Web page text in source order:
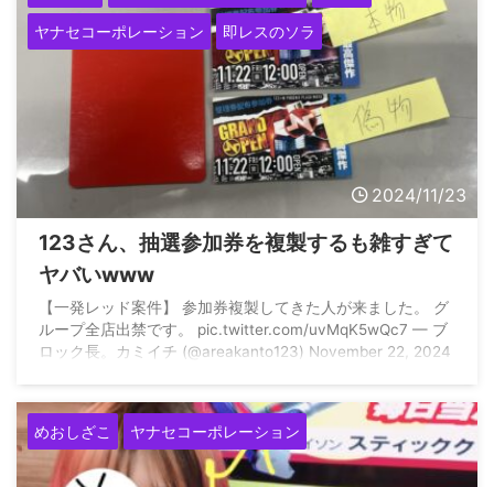
ヤナセコーポレーション 即レスのソラ
2024/11/23
123さん、抽選参加券を複製するも雑すぎて
ヤバいwww
【一発レッド案件】 参加券複製してきた人が来ました。 グ
ループ全店出禁です。 pic.twitter.com/uvMqK5wQc7 — ブ
ロック長。カミイチ (@areakanto123) November 22, 2024
めおしざこ ヤナセコーポレーション